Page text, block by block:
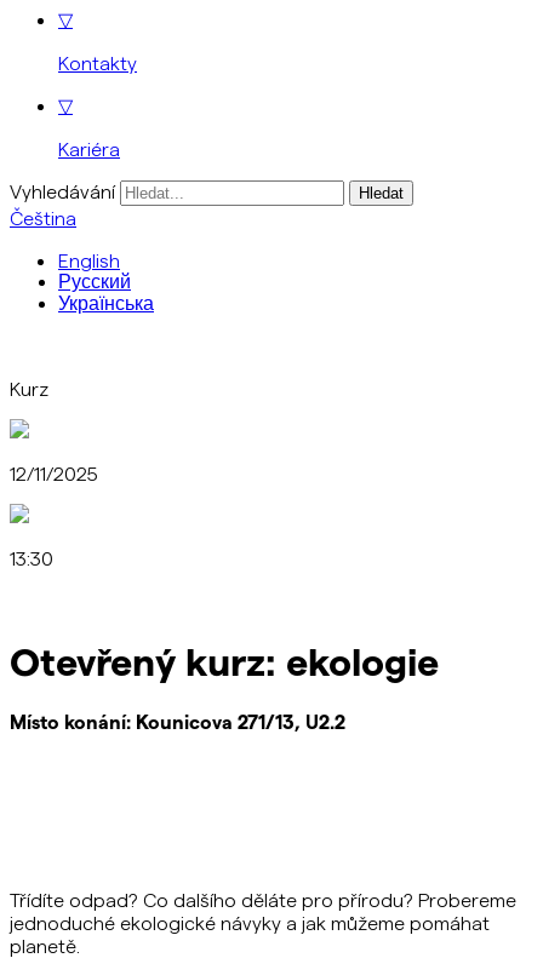
▽
Kontakty
▽
Kariéra
Vyhledávání
Čeština
English
Русский
Українська
Kurz
12/11/2025
13:30
Otevřený kurz: ekologie
Místo konání: Kounicova 271/13, U2.2
Třídíte odpad? Co dalšího děláte pro přírodu? Probereme
jednoduché ekologické návyky a jak můžeme pomáhat
planetě.